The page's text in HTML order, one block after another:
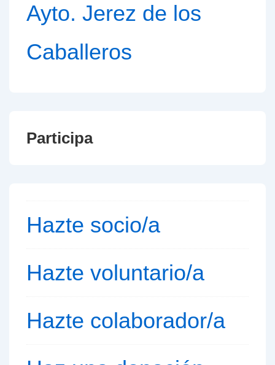
Ayto. Jerez de los
Caballeros
Participa
Hazte socio/a
Hazte voluntario/a
Hazte colaborador/a